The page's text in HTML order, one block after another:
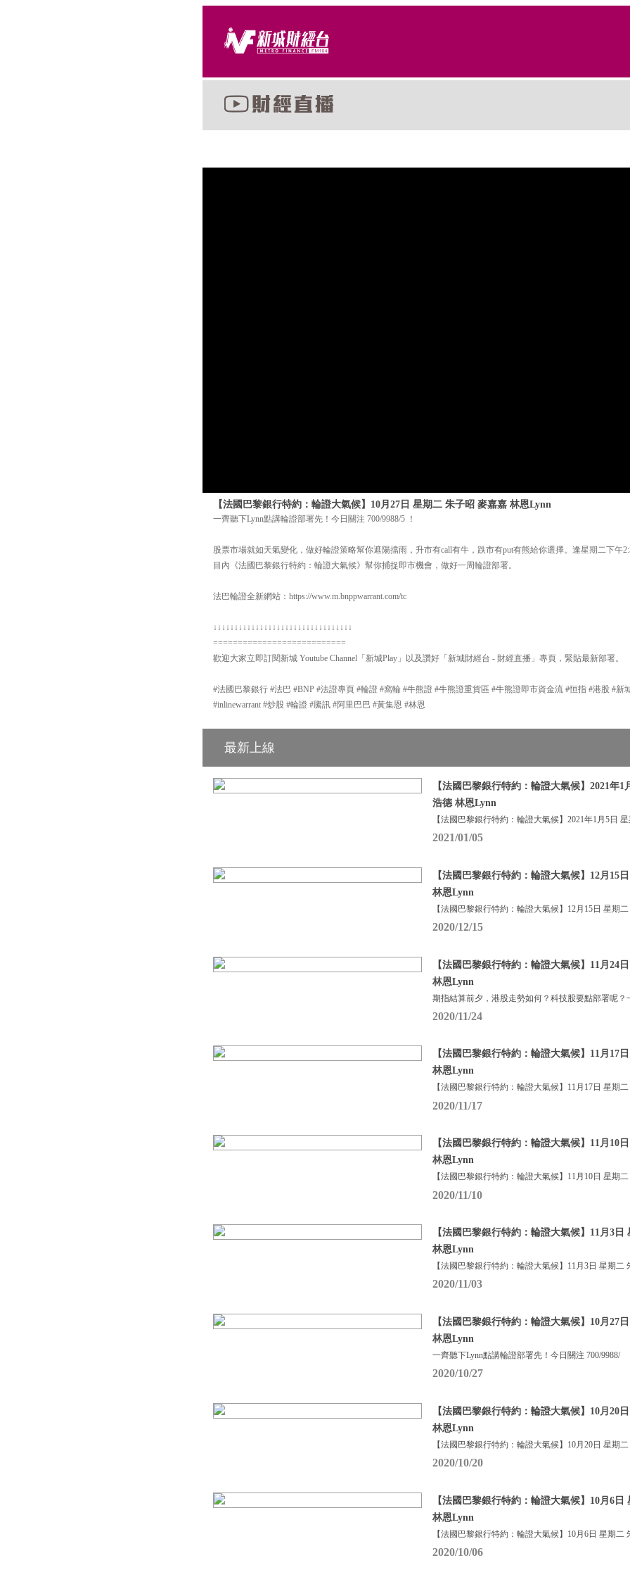
【法國巴黎銀行特約：輪證大氣候】10月27日 星期二 朱子昭 麥嘉嘉 林恩Lynn
一齊聽下Lynn點講輪證部署先！今日關注 700/9988/5 ！
股票市場就如天氣變化，做好輪證策略幫你遮陽擋雨，升市有call有牛，跌市有put有熊給你選擇。逢星期二下午
目內《法國巴黎銀行特約：輪證大氣候》幫你捕捉即市機會，做好一周輪證部署。
法巴輪證全新網站：https://www.m.bnppwarrant.com/tc
↓↓↓↓↓↓↓↓↓↓↓↓↓↓↓↓↓↓↓↓↓↓↓↓↓↓↓↓↓↓↓↓↓
===========================
歡迎大家立即訂閱新城 Youtube Channel「新城Play」以及讚好「新城財經台 - 財經直播」專頁，緊貼最新部署。
#法國巴黎銀行 #法巴 #BNP #法證專頁 #輪證 #窩輪 #牛熊證 #牛熊證重貨區 #牛熊證即市資金流 #恒指 #港股 #新
#inlinewarrant #炒股 #輪證 #騰訊 #阿里巴巴 #黃集恩 #林恩
最新上線
【法國巴黎銀行特約：輪證大氣候】2021年
浩德 林恩Lynn
【法國巴黎銀行特約：輪證大氣候】2021年1月5日 星
2021/01/05
【法國巴黎銀行特約：輪證大氣候】12月15
林恩Lynn
【法國巴黎銀行特約：輪證大氣候】12月15日 星期
2020/12/15
【法國巴黎銀行特約：輪證大氣候】11月24
林恩Lynn
期指結算前夕，港股走勢如何？科技股要點部署呢？
2020/11/24
【法國巴黎銀行特約：輪證大氣候】11月17
林恩Lynn
【法國巴黎銀行特約：輪證大氣候】11月17日 星期
2020/11/17
【法國巴黎銀行特約：輪證大氣候】11月10
林恩Lynn
【法國巴黎銀行特約：輪證大氣候】11月10日 星期
2020/11/10
【法國巴黎銀行特約：輪證大氣候】11月3
林恩Lynn
【法國巴黎銀行特約：輪證大氣候】11月3日 星期二
2020/11/03
【法國巴黎銀行特約：輪證大氣候】10月27
林恩Lynn
一齊聽下Lynn點講輪證部署先！今日關注 700/9988/
2020/10/27
【法國巴黎銀行特約：輪證大氣候】10月20
林恩Lynn
【法國巴黎銀行特約：輪證大氣候】10月20日 星期
2020/10/20
【法國巴黎銀行特約：輪證大氣候】10月6
林恩Lynn
【法國巴黎銀行特約：輪證大氣候】10月6日 星期二
2020/10/06